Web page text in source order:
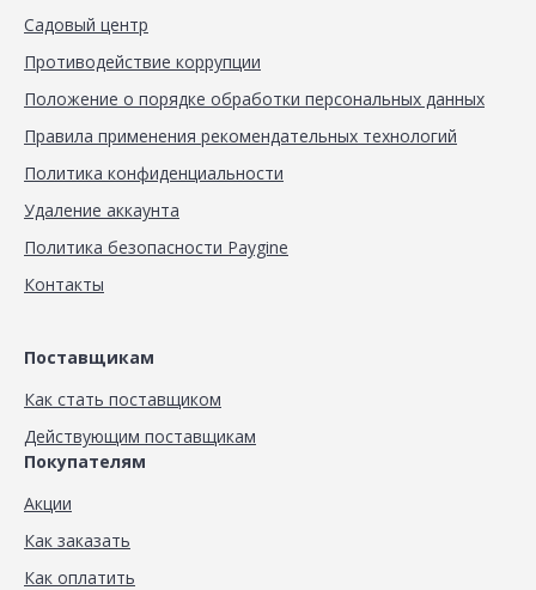
Садовый центр
Противодействие коррупции
Положение о порядке обработки персональных данных
Правила применения рекомендательных технологий
Политика конфиденциальности
Удаление аккаунта
Политика безопасности Paygine
Контакты
Поставщикам
Как стать поставщиком
Действующим поставщикам
Покупателям
Акции
Как заказать
Как оплатить